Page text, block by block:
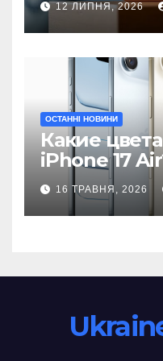
12 ЛИПНЯ, 2026
ОСТАННІ НОВИНИ
Какие
iPhone 17
16 ТРАВНЯ, 2026